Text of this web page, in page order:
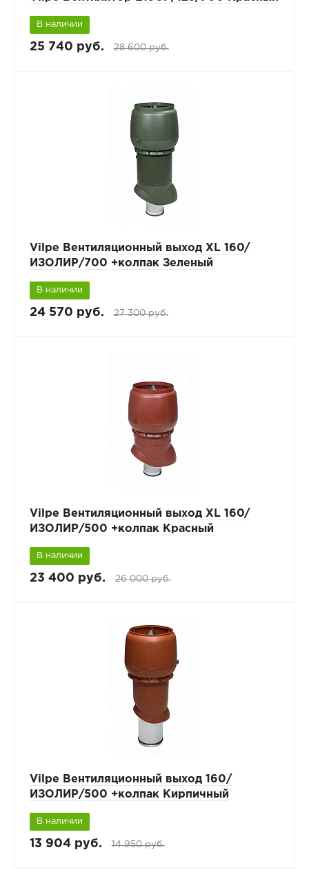
В наличии
25 740 руб. 28 600 руб.
Vilpe Вентиляционный выход XL 160/
ИЗОЛИР/700 +колпак Зеленый
В наличии
24 570 руб. 27 300 руб.
Vilpe Вентиляционный выход XL 160/
ИЗОЛИР/500 +колпак Красный
В наличии
23 400 руб. 26 000 руб.
Vilpe Вентиляционный выход 160/
ИЗОЛИР/500 +колпак Кирпичный
В наличии
13 904 руб. 14 950 руб.